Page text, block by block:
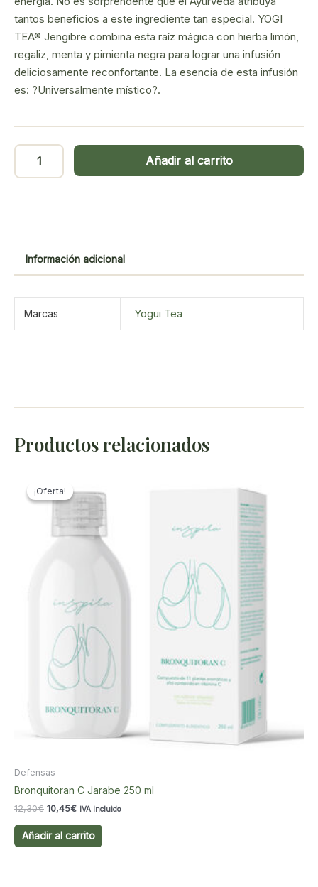
tantos beneficios a este ingrediente tan especial. YOGI
TEA® Jengibre combina esta raíz mágica con hierba limón,
regaliz, menta y pimienta negra para lograr una infusión
deliciosamente reconfortante. La esencia de esta infusión
es: ?Universalmente místico?.
Yogi
Añadir al carrito
Información adicional
Marcas Yogui Tea
Productos relacionados
¡Oferta!
¡Oferta!
Defensas
Bronquitoran C Jarabe 250 ml
12,30€ El
original
era:
10,45€El
actual
es:
IVA Incluido
Añadir al carrito